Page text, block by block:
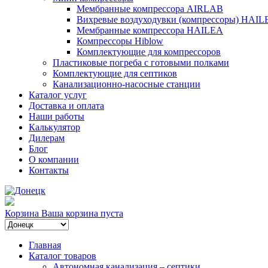
Мембранные компрессора AIRLAB
Вихревые воздуходувки (компрессоры)
Мембранные компрессора HAILEA
Компрессоры Hiblow
Комплектующие для компрессоров
Пластиковые погреба с готовыми полками
Комплектующие для септиков
Канализационно-насосные станции
Каталог услуг
Доставка и оплата
Наши работы
Калькулятор
Дилерам
Блог
О компании
Контакты
Корзина Ваша корзина пуста
Главная
Каталог товаров